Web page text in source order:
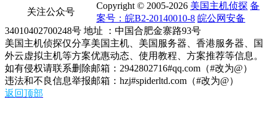
关注公众号
Copyright © 2005-2026 美国主机侦探 备
案号：皖B2-20140010-8 皖公网安备
34010402700248号 地址 ：中国合肥金寨路93号
美国主机侦探仅分享美国主机、美国服务器、香港服务器、国
外云虚拟主机等方案优惠动态、使用教程、方案推荐等信息。
如有侵权请联系删除邮箱：2942802716#qq.com（#改为@）
违法和不良信息举报邮箱：hzj#spiderltd.com（#改为@）
返回顶部